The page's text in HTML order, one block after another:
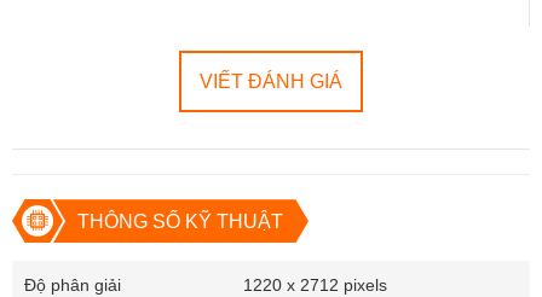
VIẾT ĐÁNH GIÁ
THÔNG SỐ KỸ THUẬT
Độ phân giải 1220 x 2712 pixels